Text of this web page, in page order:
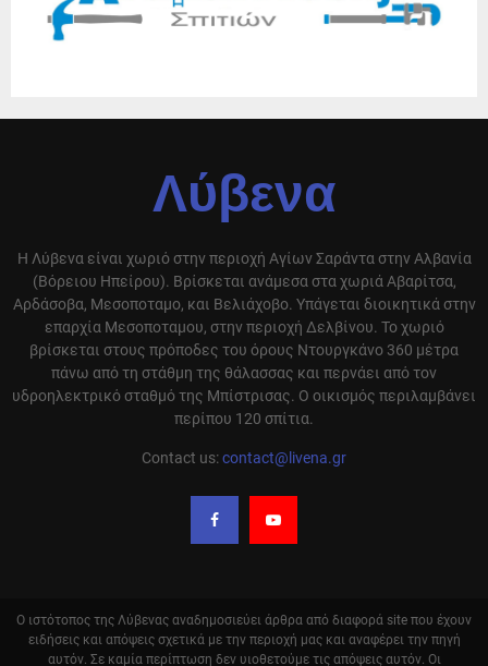
Λύβενα
Η Λύβενα είναι χωριό στην περιοχή Αγίων Σαράντα στην Αλβανία
(Βόρειου Ηπείρου). Βρίσκεται ανάμεσα στα χωριά Αβαρίτσα,
Αρδάσοβα, Μεσοποταμο, και Βελιάχοβο. Υπάγεται διοικητικά στην
επαρχία Μεσοποταμου, στην περιοχή Δελβίνου. Το χωριό
βρίσκεται στους πρόποδες του όρους Ντουργκάνο 360 μέτρα
πάνω από τη στάθμη της θάλασσας και περνάει από τον
υδροηλεκτρικό σταθμό της Μπίστρισας. Ο οικισμός περιλαμβάνει
περίπου 120 σπίτια.
Contact us:contact@livena.gr
Ο ιστότοπος της Λύβενας αναδημοσιεύει άρθρα από διαφορά site που έχουν
ειδήσεις και απόψεις σχετικά με την περιοχή μας και αναφέρει την πηγή
αυτόν. Σε καμία περίπτωση δεν υιοθετούμε τις απόψεις αυτόν. Οι